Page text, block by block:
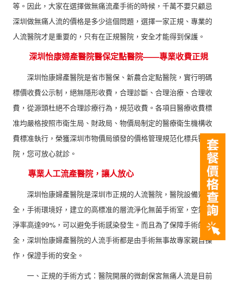
等。因此，大家在選擇做無痛流產手術的時候，千萬不要只顧忌
深圳做無痛人流的價格是多少這個問題，選擇一家正規、專業的
人流醫院才是重要的，只有在正規醫院，安全才能得到保護。
深圳怡康婦產醫院醫保定點醫院——專業收費正規
深圳怡康婦產醫院是省市醫保、新農合定點醫院，實行明碼
標價收費公示制，絕無隱形收費，合理診斷、合理治療、合理收
費，從源頭杜絕不合理診療行為，規范收費。各項目醫療收費標
准均嚴格按照市衛生局、財政局、物價局制定的醫療衛生機構收
費標准執行，榮獲深圳市物價局頒發的價格管理規范化標兵醫
院，您可放心就診。
專業人工流產醫院，讓人放心
深圳怡康婦產醫院是深圳市正規的人流醫院，醫院設備齊
全，手術環境好，建立的高標准的層流淨化無菌手術室，空氣潔
淨率高達99%，可以避免手術感染發生。而且為了保障手術的安
全，深圳怡康婦產醫院的人流手術都是由手術無事故專家親自操
作，保證手術的安全。
一、正規的手術方式：醫院開展的微創保宮無痛人流是目前